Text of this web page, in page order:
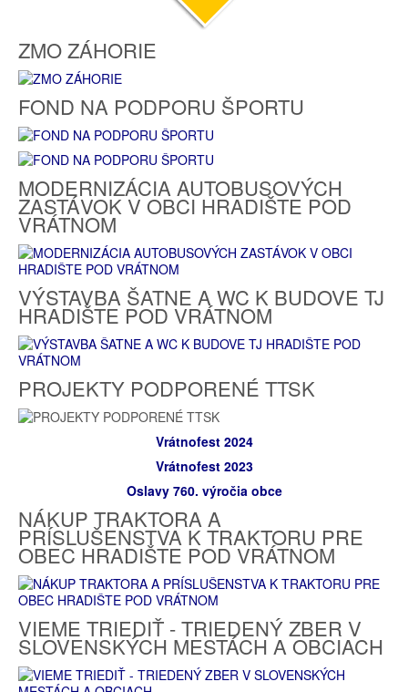
ZMO ZÁHORIE
FOND NA PODPORU ŠPORTU
MODERNIZÁCIA AUTOBUSOVÝCH
ZASTÁVOK V OBCI HRADIŠTE POD
VRÁTNOM
VÝSTAVBA ŠATNE A WC K BUDOVE TJ
HRADIŠTE POD VRÁTNOM
PROJEKTY PODPORENÉ TTSK
Vrátnofest 2024
Vrátnofest 2023
Oslavy 760. výročia obce
NÁKUP TRAKTORA A
PRÍSLUŠENSTVA K TRAKTORU PRE
OBEC HRADIŠTE POD VRÁTNOM
VIEME TRIEDIŤ - TRIEDENÝ ZBER V
SLOVENSKÝCH MESTÁCH A OBCIACH